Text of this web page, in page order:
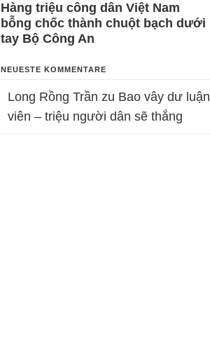
Hàng triệu công dân Việt Nam
bỗng chốc thành chuột bạch dưới
tay Bộ Công An
NEUESTE KOMMENTARE
Long Rồng Trần zu Bao vây dư luận
viên – triệu người dân sẽ thắng